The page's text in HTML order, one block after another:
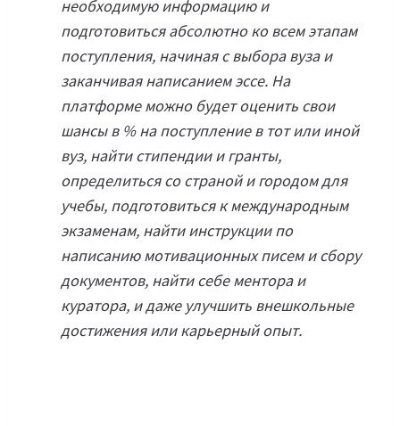
необходимую информацию и
подготовиться абсолютно ко всем этапам
поступления, начиная с выбора вуза и
заканчивая написанием эссе. На
платформе можно будет оценить свои
шансы в % на поступление в тот или иной
вуз, найти стипендии и гранты,
определиться со страной и городом для
учебы, подготовиться к международным
экзаменам, найти инструкции по
написанию мотивационных писем и сбору
документов, найти себе ментора и
куратора, и даже улучшить внешкольные
достижения или карьерный опыт.